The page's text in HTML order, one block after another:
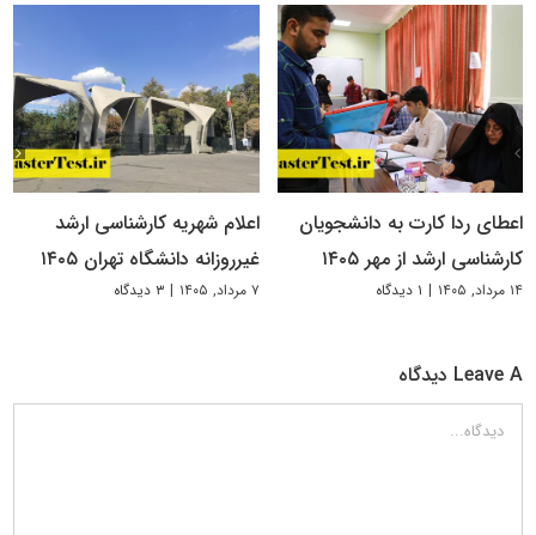
اعطای ردا کارت به دانشجویان
کارشناسی ارشد از مهر ۱۴۰۵
۱۴ مرداد, ۱۴۰۵ | ۱ دیدگاه
اعلام شهریه کارشناسی ارشد
غیرروزانه دانشگاه تهران ۱۴۰۵
۷ مرداد, ۱۴۰۵ | ۳ دیدگاه
Leave A دیدگاه
دیدگاه